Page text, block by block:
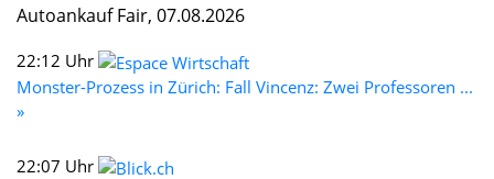
Autoankauf Fair, 07.08.2026
22:12 Uhr
Monster-Prozess in Zürich: Fall Vincenz: Zwei Professoren ...
»
22:07 Uhr